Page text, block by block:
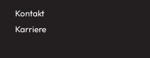
Kontakt
Karriere